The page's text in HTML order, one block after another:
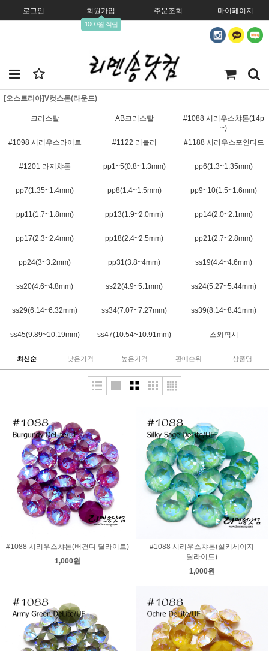
로그인 회원가입
1000원 적립
주문조회 마이페이지
[오스트리아]V컷스톤(라운드)
크리스탈 AB크리스탈
#1088 시리우스챠톤(14p
~)
#1098 시리우스라이트
#1122 리볼리 #1188 시리우스포인티드
#1201 라지챠톤 pp1~5(0.8~1.3mm) pp6(1.3~1.35mm)
pp7(1.35~1.4mm) pp8(1.4~1.5mm) pp9~10(1.5~1.6mm)
pp11(1.7~1.8mm) pp13(1.9~2.0mm) pp14(2.0~2.1mm)
pp17(2.3~2.4mm) pp18(2.4~2.5mm) pp21(2.7~2.8mm)
pp24(3~3.2mm) pp31(3.8~4mm) ss19(4.4~4.6mm)
ss20(4.6~4.8mm) ss22(4.9~5.1mm) ss24(5.27~5.44mm)
ss29(6.14~6.32mm) ss34(7.07~7.27mm) ss39(8.14~8.41mm)
ss45(9.89~10.19mm) ss47(10.54~10.91mm) 스와픽시
최신순 낮은가격 높은가격 판매순위 상품명
#1088 시리우스챠톤(버건디 딜라이트)
1,000원
#1088 시리우스챠톤(실키세이지
딜라이트)
1,000원